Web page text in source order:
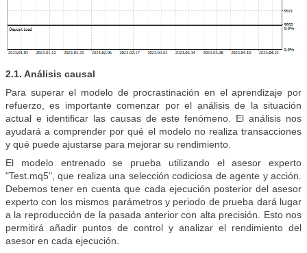
2.1. Análisis causal
Para superar el modelo de procrastinación en el aprendizaje por
refuerzo, es importante comenzar por el análisis de la situación
actual e identificar las causas de este fenómeno. El análisis nos
ayudará a comprender por qué el modelo no realiza transacciones
y qué puede ajustarse para mejorar su rendimiento.
El modelo entrenado se prueba utilizando el asesor experto
"Test.mq5", que realiza una selección codiciosa de agente y acción.
Debemos tener en cuenta que cada ejecución posterior del asesor
experto con los mismos parámetros y periodo de prueba dará lugar
a la reproducción de la pasada anterior con alta precisión. Esto nos
permitirá añadir puntos de control y analizar el rendimiento del
asesor en cada ejecución.